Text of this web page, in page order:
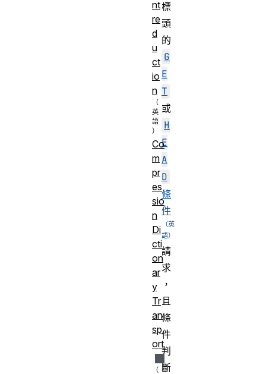
標
頭
的
G
E
T
或
H
E
A
D
條
件
請
求
，
且
條
件
判
斷
nt
re
d
u
ct
io
n
Co
m
pr
es
sio
n
Di
cti
on
ar
y
Tr
an
sp
ort